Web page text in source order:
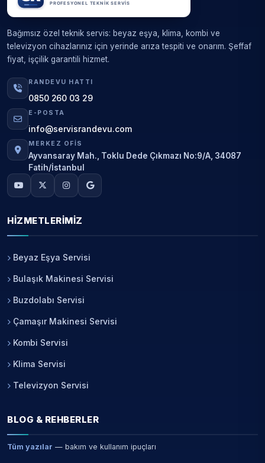
Bağımsız özel teknik servis: beyaz eşya, klima, kombi ve
televizyon cihazlarınız için yerinde arıza tespiti ve onarım. Şeffaf
fiyat, işçilik garantili hizmet.
RANDEVU HATTI
0850 260 03 29
E-POSTA
info@servisrandevu.com
MERKEZ OFIS
Ayvansaray Mah., Toklu Dede Çıkmazı No:9/A, 34087
Fatih/İstanbul
HIZMETLERIMIZ
Beyaz Eşya Servisi
Bulaşık Makinesi Servisi
Buzdolabı Servisi
Çamaşır Makinesi Servisi
Kombi Servisi
Klima Servisi
Televizyon Servisi
BLOG & REHBERLER
Tüm yazılar — bakım ve kullanım ipuçları